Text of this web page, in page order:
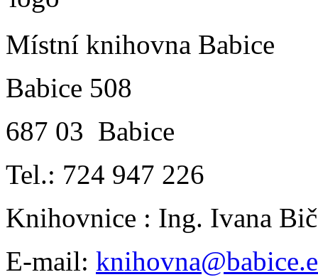
Místní knihovna Babice
Babice 508
687 03 Babice
Tel.: 724 947 226
Knihovnice : Ing. Ivana
E-mail: